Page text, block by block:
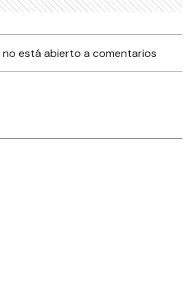
está abierto a comentarios